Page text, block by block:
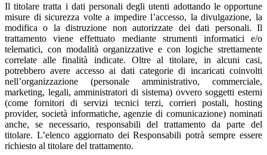
Il titolare tratta i dati personali degli utenti adottando le opportune
misure di sicurezza volte a impedire l’accesso, la divulgazione, la
modifica o la distruzione non autorizzate dei dati personali. Il
trattamento viene effettuato mediante strumenti informatici e/o
telematici, con modalità organizzative e con logiche strettamente
correlate alle finalità indicate. Oltre al titolare, in alcuni casi,
potrebbero avere accesso ai dati categorie di incaricati coinvolti
nell’organizzazione (personale amministrativo, commerciale,
marketing, legali, amministratori di sistema) ovvero soggetti esterni
(come fornitori di servizi tecnici terzi, corrieri postali, hosting
provider, società informatiche, agenzie di comunicazione) nominati
anche, se necessario, responsabili del trattamento da parte del
titolare. L’elenco aggiornato dei Responsabili potrà sempre essere
richiesto al titolare del trattamento.